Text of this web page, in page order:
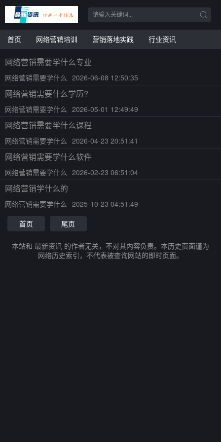
首页 网络营销培训 营销落地实践 行业资讯
网络营销需要学什么专业
网络营销需要学什么 2026-06-08 12:50:35
网络营销需要什么学历?
网络营销需要学什么 2026-05-01 12:49:49
网络营销需要学什么课程
网络营销需要学什么 2026-04-23 20:51:41
网络营销需要学什么软件
网络营销需要学什么 2026-02-23 06:51:04
网络营销学什么的
网络营销需要学什么 2025-10-23 04:51:49
首页
尾页
本站和 最新资讯 的作者无关，不对其内容负责。本历史页面谨为
网络历史索引，不代表被查询网站的即时页面。